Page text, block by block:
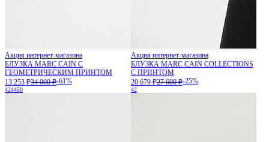
Акция интернет-магазина
БЛУЗКА MARC CAIN С
ГЕОМЕТРИЧЕСКИМ ПРИНТОМ
13 253 ₽34 000 ₽-61%
424450
Акция интернет-магазина
БЛУЗКА MARC CAIN COLLECTIONS
С ПРИНТОМ
20 679 ₽27 600 ₽-25%
42